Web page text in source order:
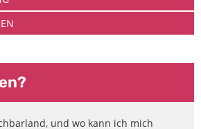
und wo kann ich mich